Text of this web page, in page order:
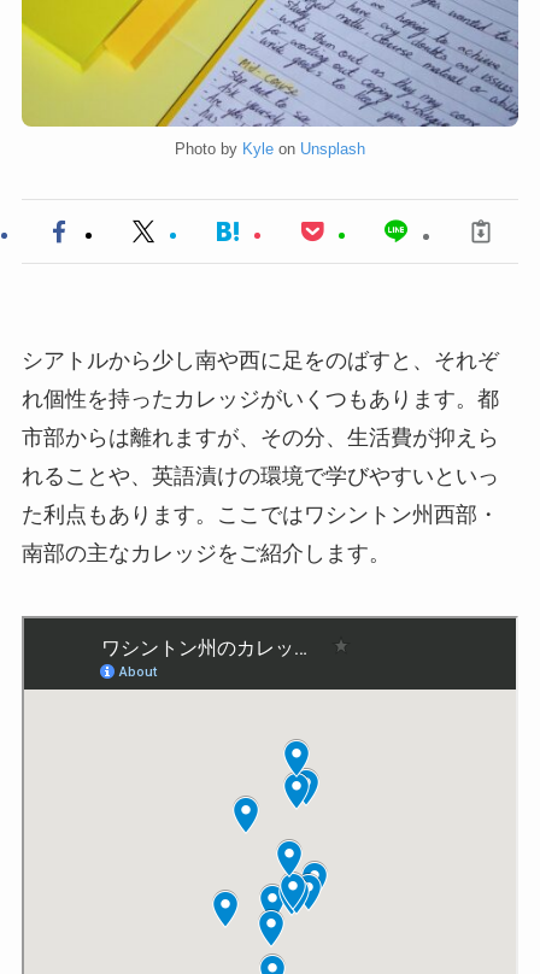
Photo by Kyle on Unsplash
シアトルから少し南や西に足をのばすと、それぞ
れ個性を持ったカレッジがいくつもあります。都
市部からは離れますが、その分、生活費が抑えら
れることや、英語漬けの環境で学びやすいといっ
た利点もあります。ここではワシントン州西部・
南部の主なカレッジをご紹介します。